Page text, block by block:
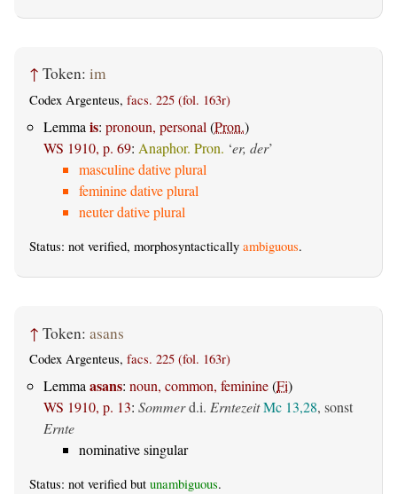
↑ Token: im
Codex Argenteus, facs. 225 (fol. 163r)
Lemma is: pronoun, personal (Pron.)
WS 1910, p. 69: Anaphor. Pron. ‘er, der’
masculine dative plural
feminine dative plural
neuter dative plural
Status: not verified, morphosyntactically ambiguous.
↑ Token: asans
Codex Argenteus, facs. 225 (fol. 163r)
Lemmaasans: noun, common, feminine(Fi)
WS 1910, p. 13: Sommerd.i. ErntezeitMc 13,28, sonst
Ernte
nominative singular
Status: not verified but unambiguous.